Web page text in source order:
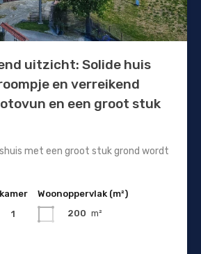
uitzicht: Solide huis
en verreikend
en een groot stuk
met een groot stuk grond wordt
1
Woonoppervlak (m²)
200 m²